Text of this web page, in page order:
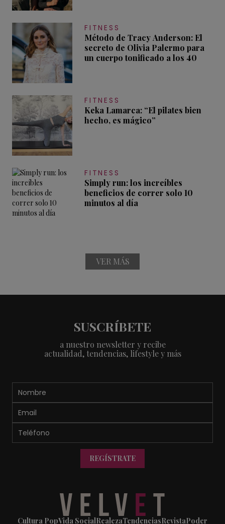
FITNESS
Método de Tracy Anderson: El
secreto de Olivia Palermo para
un cuerpo tonificado a los 40
FITNESS
Keka Lamarca: “El pilates bien
hecho, es mágico”
FITNESS
Simply run: los increíbles
beneficios de correr solo 10
minutos al día
VER MÁS
SUSCRÍBETE
a nuestro newsletter y recibe
actualidad, tendencias, lifestyle y más
REGÍSTRATE
Cultura PopVida SocialRealezaTendenciasRevistaPoder